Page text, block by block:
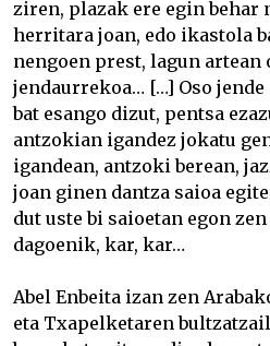
ziren, plazak ere egin behar
herritara joan, edo ikastola
nengoen prest, lagun artean
jendaurrekoa… […] Oso
bat esango dizut, pentsa
antzokian igandez jokatu
igandean, antzoki berean,
joan ginen dantza saioa
dut uste bi saioetan egon
dagoenik, kar, kar…
Abel Enbeita izan zen
eta Txapelketaren